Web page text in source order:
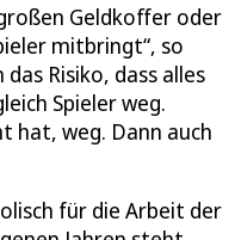
Geldkoffer oder
mitbringt“, so
Risiko, dass alles
Spieler weg.
hat, weg. Dann auch
für die Arbeit der